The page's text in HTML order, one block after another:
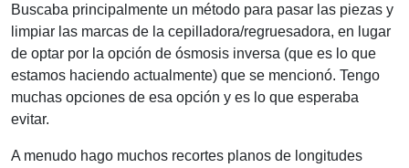
Buscaba principalmente un método para pasar las piezas y
limpiar las marcas de la cepilladora/regruesadora, en lugar
de optar por la opción de ósmosis inversa (que es lo que
estamos haciendo actualmente) que se mencionó. Tengo
muchas opciones de esa opción y es lo que esperaba
evitar.
A menudo hago muchos recortes planos de longitudes